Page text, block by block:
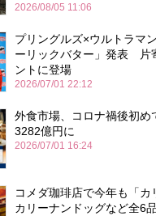
2026/08/05 11:06
プリングルズ×ウルトラマ
ーリックバター」発表 片
ントに登場
2026/07/01 22:12
外食市場、コロナ禍後初
3282億円に
2026/07/01 16:24
コメダ珈琲店で今年も「
カリーナンドッグなど全6